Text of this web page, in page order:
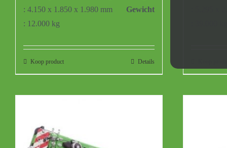
: 4.150 x 1.850 x 1.980 mm
Gewicht
: 12.000 kg
Koop product Details
: 5.295 x